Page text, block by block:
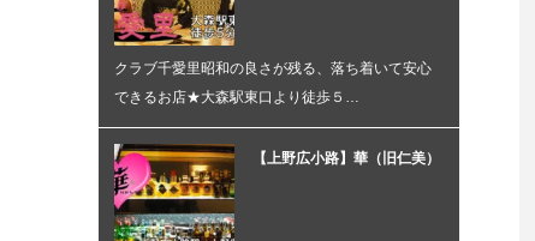
クラブ千愛里昭和の良さが残る、落ち着いて安心
できるお店★大森駅東口より徒歩５…
【上野広小路】華（旧仁美）